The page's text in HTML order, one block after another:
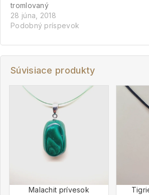
tromlovaný
28 júna, 2018
Podobný príspevok
Súvisiace produkty
Malachit prívesok